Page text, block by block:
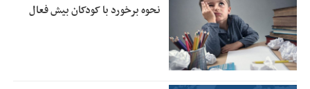
نحوه برخورد با کودکان بیش فعال